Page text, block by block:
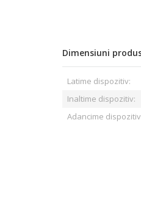
Dimensiuni
Latime dispozitiv:
Inaltime dispozitiv:
Adancime